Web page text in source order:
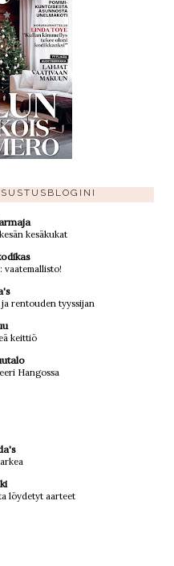
kesäkukat
vaatemallisto!
rentouden tyyssijan
keittiö
Hangossa
löydetyt aarteet